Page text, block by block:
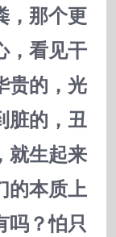
，那个更
，看见干
贵的，光
脏的，丑
就生起来
的本质上
吗？怕只